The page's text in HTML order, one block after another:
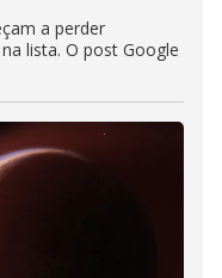
a perder
lista. O post Google